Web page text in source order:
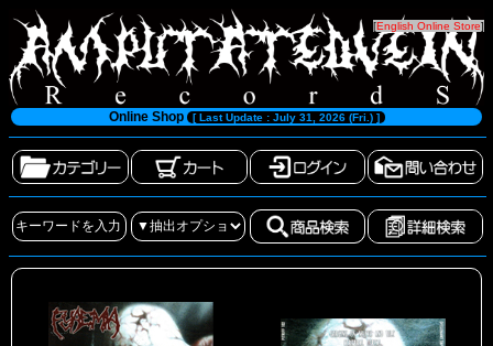
[English Online Store]
Online Shop [ Last Update : July 31, 2026 (Fri.) ]